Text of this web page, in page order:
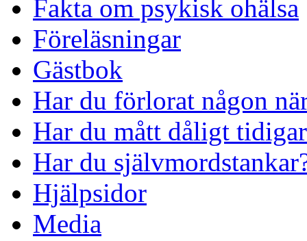
Fakta om psykisk ohälsa
Föreläsningar
Gästbok
Har du förlorat någon
Har du mått dåligt
Har du
Hjälpsidor
Media